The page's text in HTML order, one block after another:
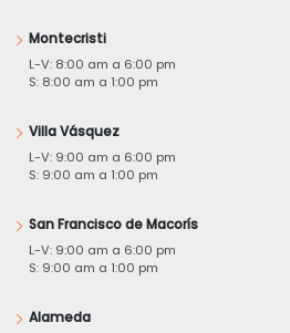
Montecristi
L-V: 8:00 am a 6:00 pm
S: 8:00 am a 1:00 pm
Villa Vásquez
L-V: 9:00 am a 6:00 pm
S: 9:00 am a 1:00 pm
San Francisco de Macorís
L-V: 9:00 am a 6:00 pm
S: 9:00 am a 1:00 pm
Alameda